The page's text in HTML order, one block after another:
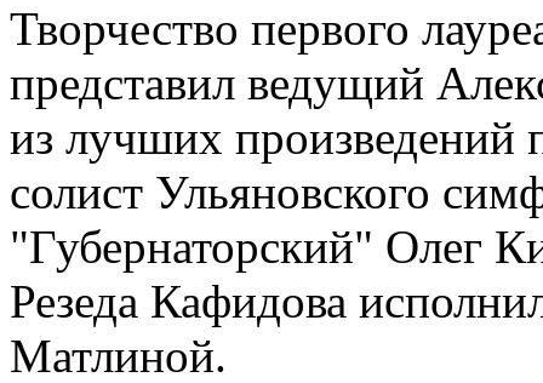
Творчество первого
представил ведущий
из лучших произведений
солист Ульяновского
"Губернаторский" Олег
Резеда Кафидова
Матлиной.